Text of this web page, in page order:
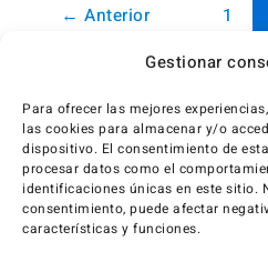
Gestionar
Para ofrecer las mejores
las cookies para almacenar y/o
dispositivo. El consentimiento de
procesar datos como el
identificaciones únicas en este sitio.
consentimiento, puede afectar
características y funciones.
← Anterior 1